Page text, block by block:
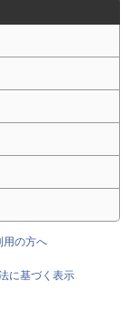
用の方へ
に基づく表示